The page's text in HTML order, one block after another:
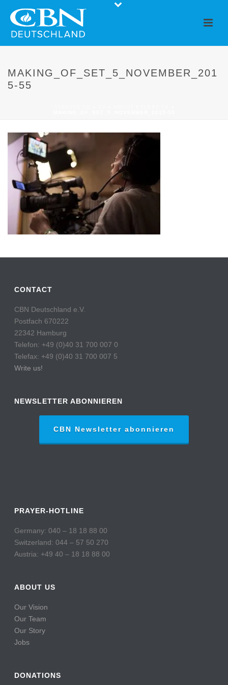
MAKING_OF_SET_5_NOVEMBER_201
5-55
CONTACT
CBN Deutschland e.V.
Postfach 670222
22342 Hamburg
Telefon: +49 (0)40 31 700 007 0
Telefax: +49 (0)40 31 700 007 5
Write us!
NEWSLETTER ABONNIEREN
CBN Newsletter abonnieren
PRAYER-HOTLINE
Germany: 040 – 18 18 88 00
Switzerland: 044 – 57 50 270
Austria: +49 40 – 18 18 88 00
ABOUT US
Our Vision
Our Team
Our Story
Jobs
DONATIONS